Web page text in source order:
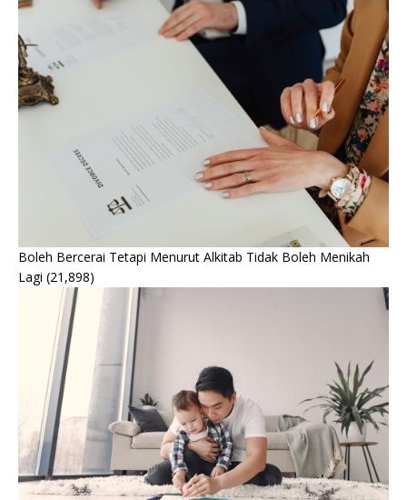
Boleh Bercerai Tetapi Menurut Alkitab Tidak Boleh Menikah
Lagi (21,898)